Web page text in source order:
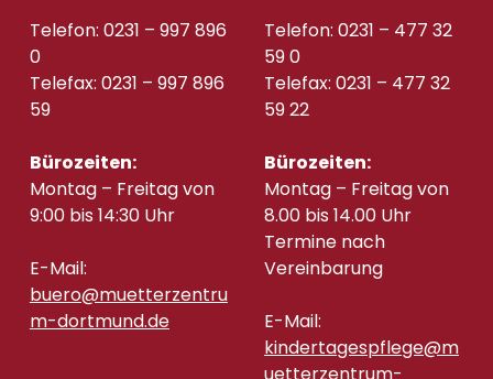
Telefon: 0231 – 997 896
0
Telefax: 0231 – 997 896
59
Bürozeiten:
Montag – Freitag von
9:00 bis 14:30 Uhr
E-Mail:
buero@muetterzentru
m-dortmund.de
Telefon: 0231 – 477 32
59 0
Telefax: 0231 – 477 32
59 22
Bürozeiten:
Montag – Freitag von
8.00 bis 14.00 Uhr
Termine nach
Vereinbarung
E-Mail:
kindertagespflege@m
uetterzentrum-